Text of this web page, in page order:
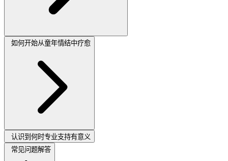
如何开始从童年情结中疗愈
认识到何时专业支持有意义
常见问题解答